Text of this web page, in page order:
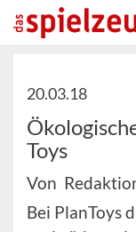
20.03.18
Toys
Von
Bei PlanToys